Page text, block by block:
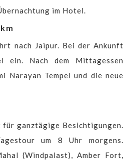
im Hotel.
nach Jaipur. Bei der Ankunft
ein. Nach dem Mittagessen
Narayan Tempel und die neue
für ganztägige Besichtigungen.
um 8 Uhr morgens.
(Windpalast), Amber Fort,